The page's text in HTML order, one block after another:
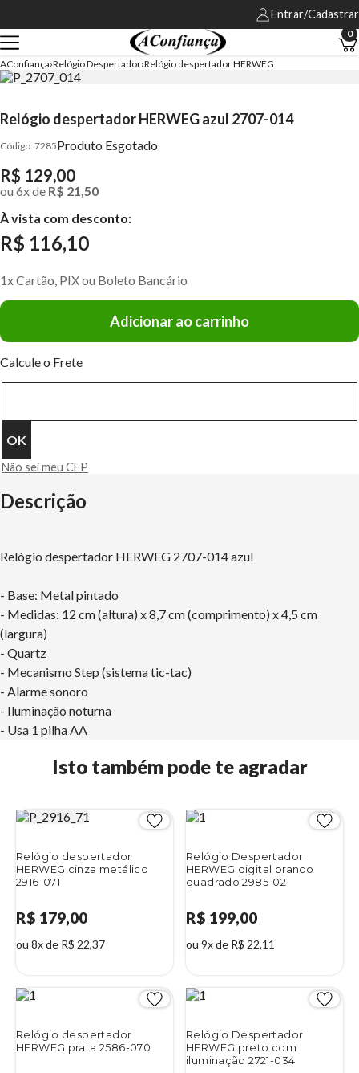
Entrar/Cadastrar
0
AConfiança Relógio Despertador Relógio despertador HERWEG
Relógio despertador HERWEG azul 2707-014
7285Produto Esgotado
R$ 129,00
ou 6xde R$ 21,50
À vista com desconto:
R$ 116,10
1x Cartão, PIX ou Boleto Bancário
Adicionar ao carrinho
Calcule o Frete
Não sei meu CEP
Descrição
Relógio despertador HERWEG 2707-014 azul
- Base: Metal pintado
- Medidas: 12 cm (altura) x 8,7 cm (comprimento) x 4,5 cm
(largura)
- Quartz
- Mecanismo Step (sistema tic-tac)
- Alarme sonoro
- Iluminação noturna
- Usa 1 pilha AA
Isto também pode te agradar
Relógio despertador
HERWEG cinza metálico
2916-071
R$ 179,00
ou 8x de R$ 22,37
Relógio Despertador
HERWEG digital branco
quadrado 2985-021
R$ 199,00
ou 9x de R$ 22,11
Relógio despertador
HERWEG prata 2586-070
Relógio Despertador
HERWEG preto com
iluminação 2721-034